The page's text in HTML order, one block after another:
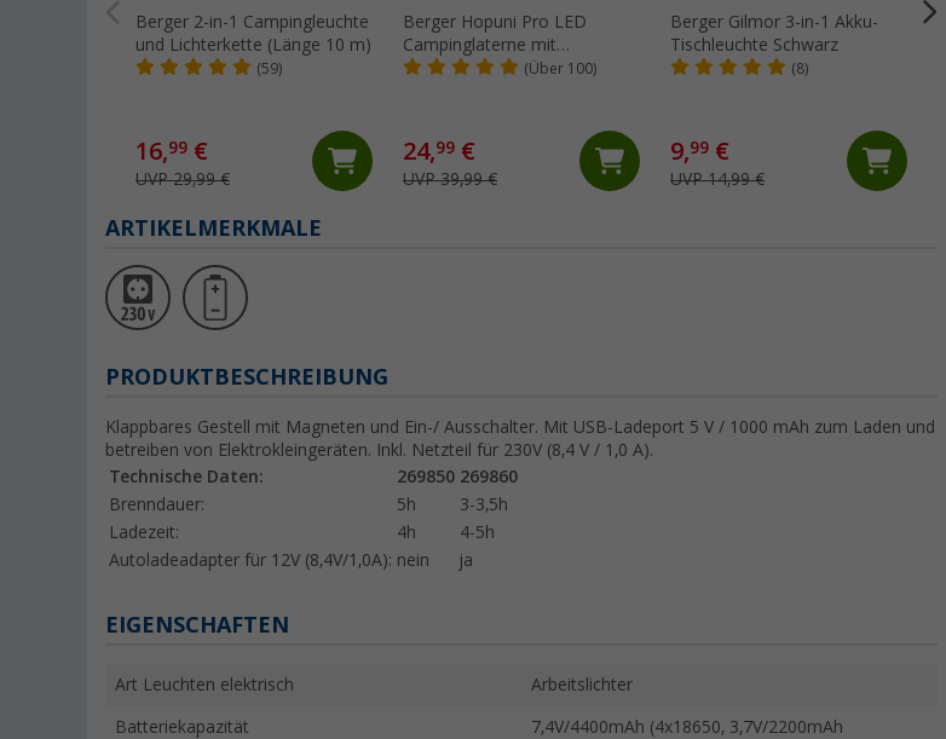
Berger 2-in-1 Campingleuchte
und Lichterkette (Länge 10 m)
(59)
16,99 €
UVP 29,99 €
Berger Hopuni Pro LED
Campinglaterne mit
Powerbank- und(Über 100)
24,99 €
UVP 39,99 €
Berger Gilmor 3-in-1 Akku-
Tischleuchte Schwarz
(8)
9,99 €
UVP 14,99 €
ARTIKELMERKMALE
PRODUKTBESCHREIBUNG
Klappbares Gestell mit Magneten und Ein-/ Ausschalter. Mit USB-Ladeport 5 V / 1000 mAh zum Laden und
betreiben von Elektrokleingeräten. Inkl. Netzteil für 230V (8,4 V / 1,0 A).
Technische Daten:
269850 269860
Brenndauer:
5h
3-3,5h
Ladezeit:
4h
4-5h
Autoladeadapter für 12V (8,4V/1,0A): nein ja
EIGENSCHAFTEN
Art Leuchten elektrisch Arbeitslichter
Batteriekapazität 7,4V/4400mAh (4x18650, 3,7V/2200mAh